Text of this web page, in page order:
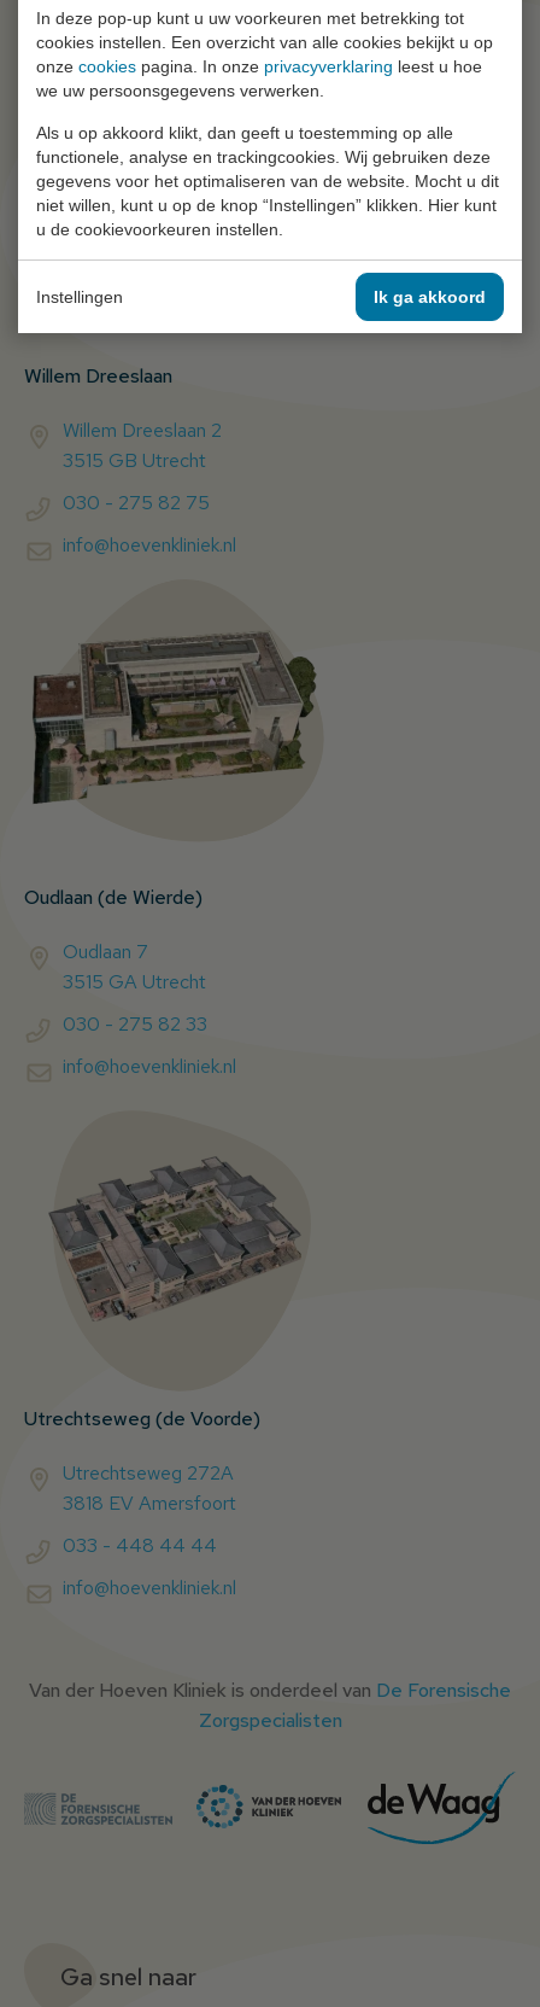
In deze pop-up kunt u uw voorkeuren met betrekking tot
cookies instellen. Een overzicht van alle cookies bekijkt u op
onze cookies pagina. In onze privacyverklaring leest u hoe
we uw persoonsgegevens verwerken.
Als u op akkoord klikt, dan geeft u toestemming op alle
functionele, analyse en trackingcookies. Wij gebruiken deze
gegevens voor het optimaliseren van de website. Mocht u dit
niet willen, kunt u op de knop “Instellingen” klikken. Hier kunt
u de cookievoorkeuren instellen.
Instellingen Ik ga akkoord
Willem Dreeslaan
Willem Dreeslaan 2
3515 GB Utrecht
030 - 275 82 75
info@hoevenkliniek.nl
Oudlaan (de Wierde)
Oudlaan 7
3515 GA Utrecht
030 - 275 82 33
info@hoevenkliniek.nl
Utrechtseweg (de Voorde)
Utrechtseweg 272A
3818 EV Amersfoort
033 - 448 44 44
info@hoevenkliniek.nl
Van der Hoeven Kliniek is onderdeel van De Forensische
Zorgspecialisten
Ga snel naar